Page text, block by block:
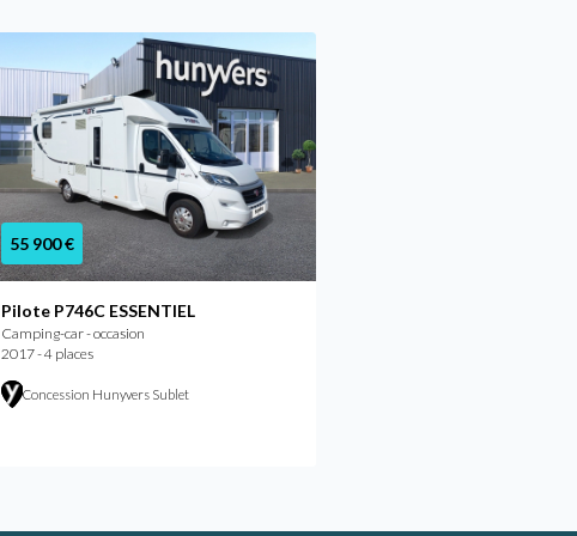
55 900 €
Pilote P746C ESSENTIEL
Camping-car - occasion
2017 - 4 places
Concession Hunyvers Sublet